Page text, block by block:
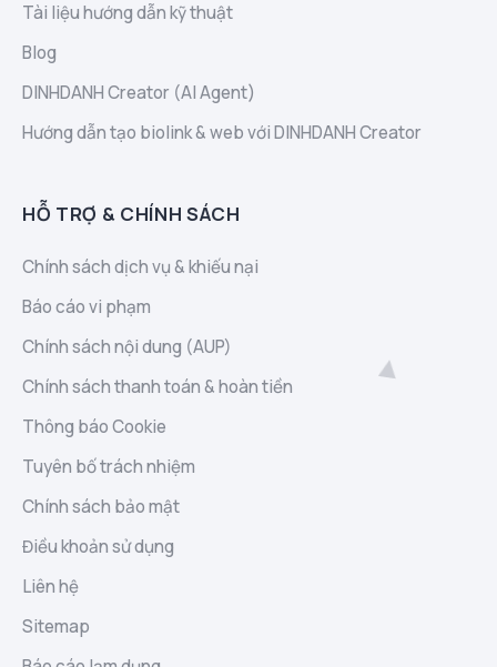
Tài liệu hướng dẫn kỹ thuật
Blog
DINHDANH Creator (AI Agent)
Hướng dẫn tạo biolink & web với DINHDANH Creator
HỖ TRỢ & CHÍNH SÁCH
Chính sách dịch vụ & khiếu nại
Báo cáo vi phạm
Chính sách nội dung (AUP)
Chính sách thanh toán & hoàn tiền
Thông báo Cookie
Tuyên bố trách nhiệm
Chính sách bảo mật
Điều khoản sử dụng
Liên hệ
Sitemap